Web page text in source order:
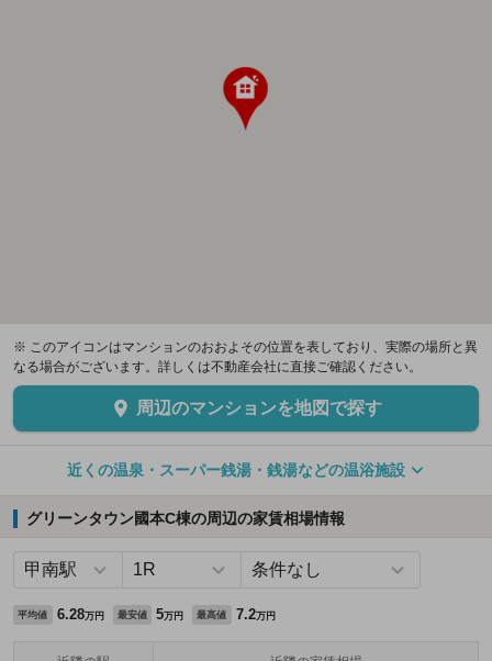
※ このアイコンはマンションのおおよその位置を表しており、実際の場所と異
なる場合がございます。詳しくは不動産会社に直接ご確認ください。
周辺のマンションを地図で探す
近くの温泉・スーパー銭湯・銭湯などの温浴施設
グリーンタウン國本C棟の周辺の家賃相場情報
平均値 6.28万円 最安値 5万円 最高値 7.2万円